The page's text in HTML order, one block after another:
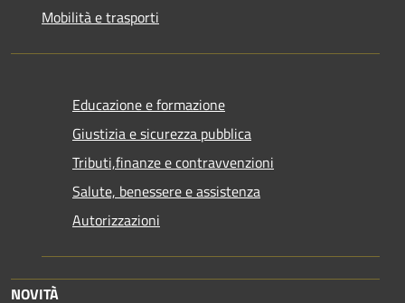
Mobilità e trasporti
Educazione e formazione
Giustizia e sicurezza pubblica
Tributi,finanze e contravvenzioni
Salute, benessere e assistenza
Autorizzazioni
NOVITÀ